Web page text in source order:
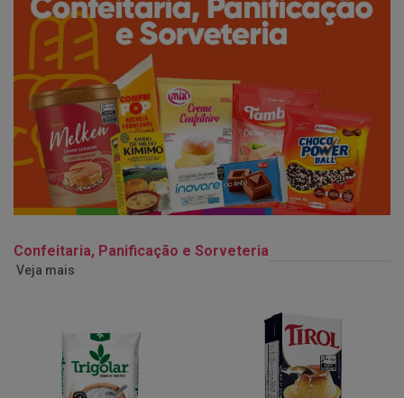
Confeitaria, Panificação e Sorveteria
Veja mais